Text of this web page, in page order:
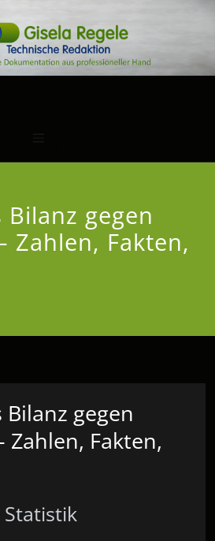
gegen
Zahlen, Fakten,
gegen
Zahlen, Fakten,